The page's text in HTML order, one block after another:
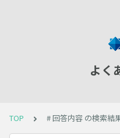
よく
TOP # 回答内容 の検索結